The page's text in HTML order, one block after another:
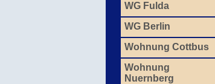
WG Fulda
WG Berlin
Wohnung Cottbus
Wohnung
Nuernberg